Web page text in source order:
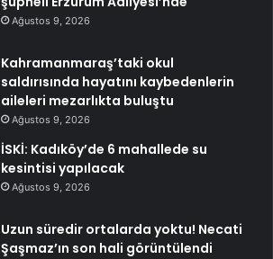
Ağustos 9, 2026
Kahramanmaraş’taki okul
saldırısında hayatını kaybedenlerin
aileleri mezarlıkta buluştu
Ağustos 9, 2026
İSKİ: Kadıköy’de 6 mahallede su
kesintisi yapılacak
Ağustos 9, 2026
Uzun süredir ortalarda yoktu! Necati
Şaşmaz’ın son hali görüntülendi